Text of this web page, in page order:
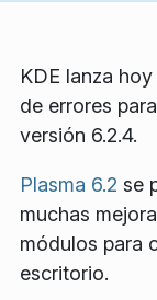
KDE lanza
de errores
versión 6.2.4.
Plasma 6.2 se
muchas
módulos para
escritorio.